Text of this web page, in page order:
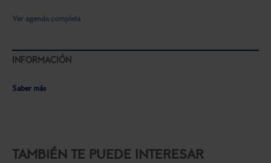
Ver agenda completa
INFORMACIÓN
Saber más
TAMBIÉN TE PUEDE INTERESAR